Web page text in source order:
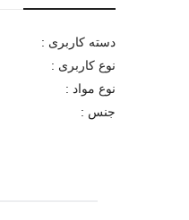
دسته کاربری :
نوع کاربری :
نوع مواد :
جنس :